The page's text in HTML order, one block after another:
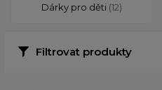
Dárky pro děti (12)
Filtrovat produkty